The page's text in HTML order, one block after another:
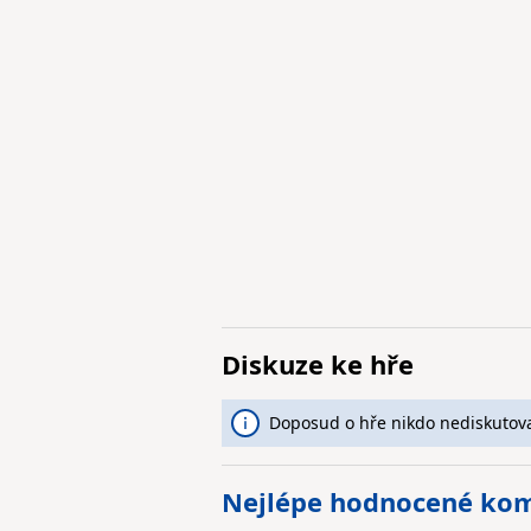
Diskuze ke hře
Doposud o hře nikdo
Nejlépe hodnocené